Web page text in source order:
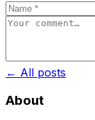
← All posts
About